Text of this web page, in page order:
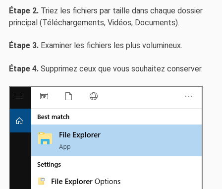
Étape 2.Triez les fichiers par taille dans chaque dossier
principal (Téléchargements, Vidéos, Documents).
Étape 3.Examiner les fichiers les plus volumineux.
Étape 4.Supprimez ceux que vous souhaitez conserver.